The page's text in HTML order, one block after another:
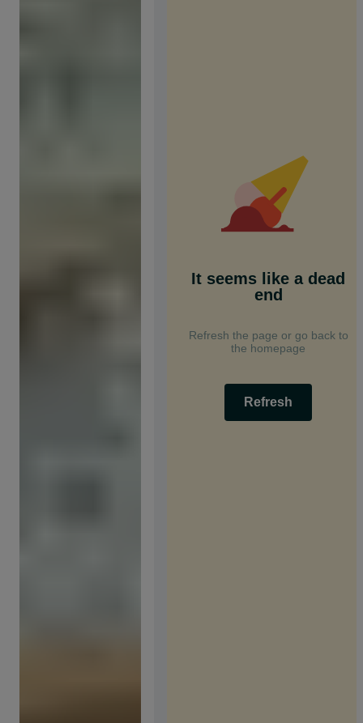
It seems like a dead
end
Refresh the page or go back to
the homepage
Refresh